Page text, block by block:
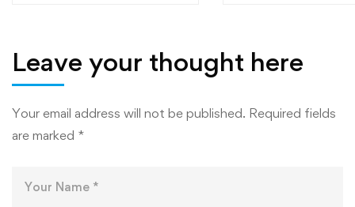
РАҚАМИИ
Leave your thought here
Your email address will not be published. Required fields
are marked *